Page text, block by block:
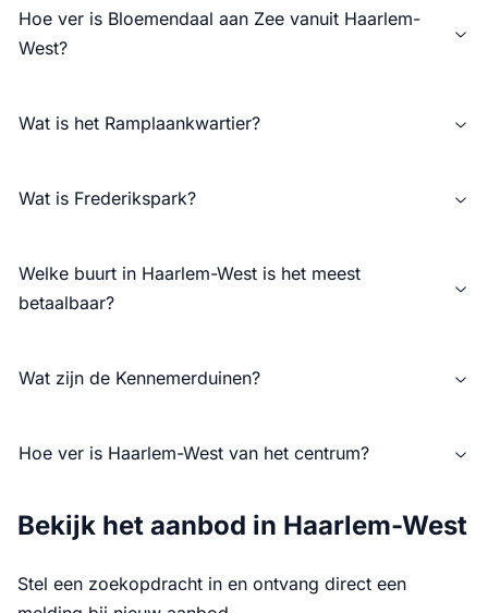
Hoe ver is Bloemendaal aan Zee vanuit Haarlem-
West?
Wat is het Ramplaankwartier?
Wat is Frederikspark?
Welke buurt in Haarlem-West is het meest
betaalbaar?
Wat zijn de Kennemerduinen?
Hoe ver is Haarlem-West van het centrum?
Bekijk het aanbod in Haarlem-West
Stel een zoekopdracht in en ontvang direct een